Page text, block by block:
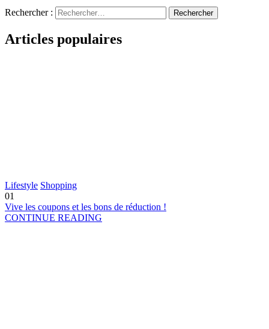
Rechercher :
Articles populaires
Lifestyle Shopping
01
Vive les coupons et les bons de réduction !
CONTINUE READING